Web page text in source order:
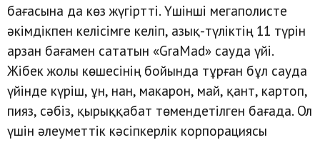
бағасына да көз жүгіртті. Үшінші мегаполисте
әкімдікпен келісімге келіп, азық-түліктің 11 түрін
арзан бағамен сататын «GraMad» сауда үйі.
Жібек жолы көшесінің бойында тұрған бұл сауда
үйінде күріш, ұн, нан, макарон, май, қант, картоп,
пияз, сәбіз, қырыққабат төмендетілген бағада. Ол
үшін әлеуметтік кәсіпкерлік корпорациясы